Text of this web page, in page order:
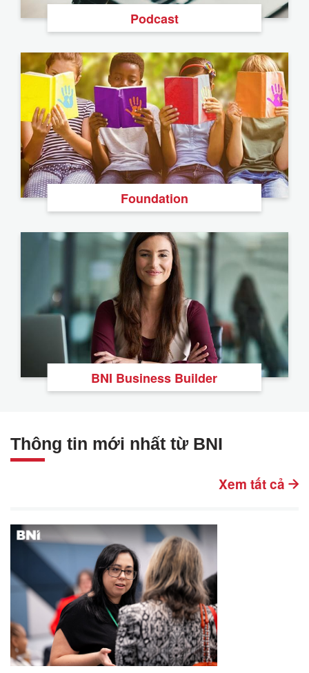
Podcast
Foundation
BNI Business Builder
Thông tin mới nhất từ BNI
Xem tất cả